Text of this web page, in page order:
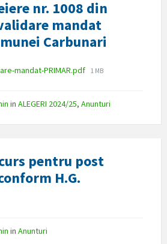
nr. 1008 din
mandat
Carbunari
mandat-PRIMAR.pdf File
1 MB
in ALEGERI 2024/25, Anunturi
pentru post
H.G.
in Anunturi